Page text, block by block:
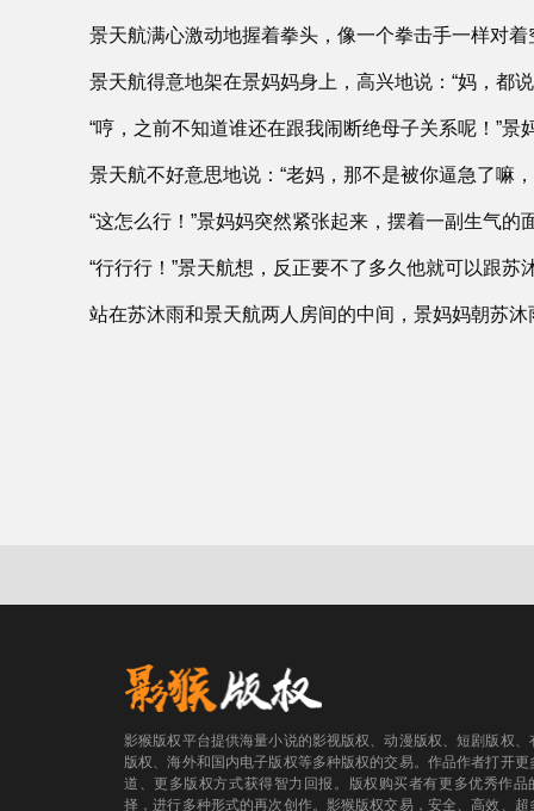
景天航满心激动地握着拳头，像一个拳击手一样对
景天航得意地架在景妈妈身上，高兴地说：“妈，都
“哼，之前不知道谁还在跟我闹断绝母子关系呢！”
景天航不好意思地说：“老妈，那不是被你逼急了嘛
“这怎么行！”景妈妈突然紧张起来，摆着一副生气
“行行行！”景天航想，反正要不了多久他就可以跟
站在苏沐雨和景天航两人房间的中间，景妈妈朝苏
影猴版权平台提供海量小说的影视版权、动漫版权、短剧版权、
版权、海外和国内电子版权等多种版权的交易。作品作者打开更
道、更多版权方式获得智力回报。版权购买者有更多优秀作品
择，进行多种形式的再次创作。影猴版权交易，安全、高效、超